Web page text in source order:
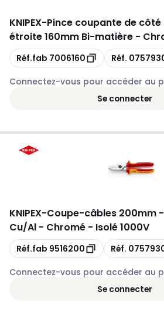
KNIPEX-Pince coupante de
étroite 160mm Bi-matière -
Copie
Réf.fab 7006160 Copie
Réf.
Connectez-vous pour accéder au
Se connecter
KNIPEX-Coupe-câbles 200mm
Cu/Al - Chromé - Isolé 1000V
Copie
Réf.fab 9516200 Copie
Réf.
Connectez-vous pour accéder au
Se connecter